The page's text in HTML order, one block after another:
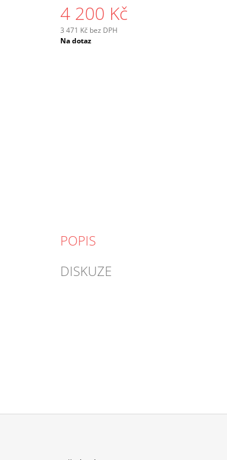
4 200 Kč
3 471 Kč bez DPH
Měrná
Na dotaz
POPIS
DISKUZE